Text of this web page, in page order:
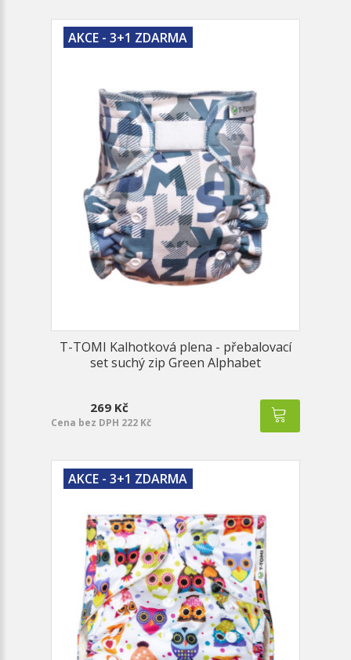
AKCE - 3+1 ZDARMA
T-TOMI Kalhotková plena - přebalovací
set suchý zip Green Alphabet
269 Kč
Cena bez DPH 222 Kč
AKCE - 3+1 ZDARMA